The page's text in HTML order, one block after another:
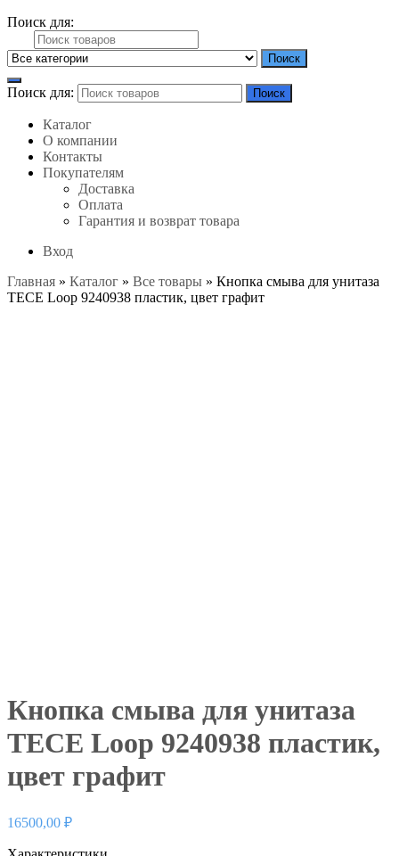
Поиск для:
Поиск
Поиск для: Поиск
Каталог
О компании
Контакты
Покупателям
Доставка
Оплата
Гарантия и возврат товара
Вход
Главная » Каталог » Все товары » Кнопка смыва для унитаза
TECE Loop 9240938 пластик, цвет графит
Кнопка смыва для унитаза
TECE Loop 9240938 пластик,
цвет графит
16500,00 ₽